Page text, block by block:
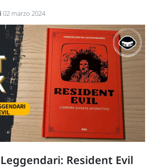
02 marzo 2024
Resident Evil